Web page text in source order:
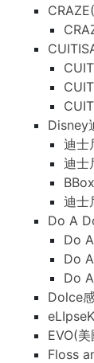
Disney
迪士
迪士
迪士
Do A
Do
Do
Do
Dolce
EVO(
Floss